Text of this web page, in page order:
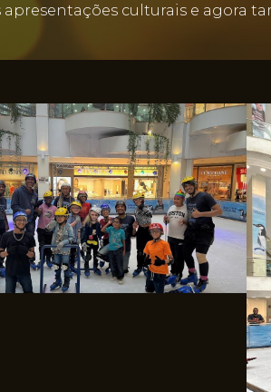
apresentações culturais e agora